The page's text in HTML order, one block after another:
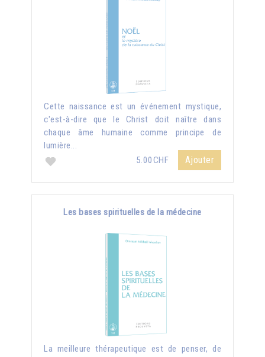
Cette naissance est un événement mystique,
c'est-à-dire que le Christ doit naître dans
chaque âme humaine comme principe de
lumière...
5.00CHF
Ajouter
Les bases spirituelles de la médecine
La meilleure thérapeutique est de penser, de